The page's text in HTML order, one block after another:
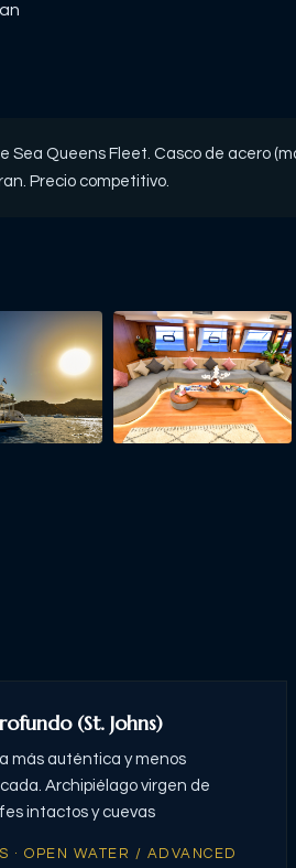
Sea Queens Fleet. Casco de acero
Precio competitivo.
(St. Johns)
más auténtica y menos
Archipiélago virgen de
intactos y cuevas
· OPEN WATER / ADVANCED